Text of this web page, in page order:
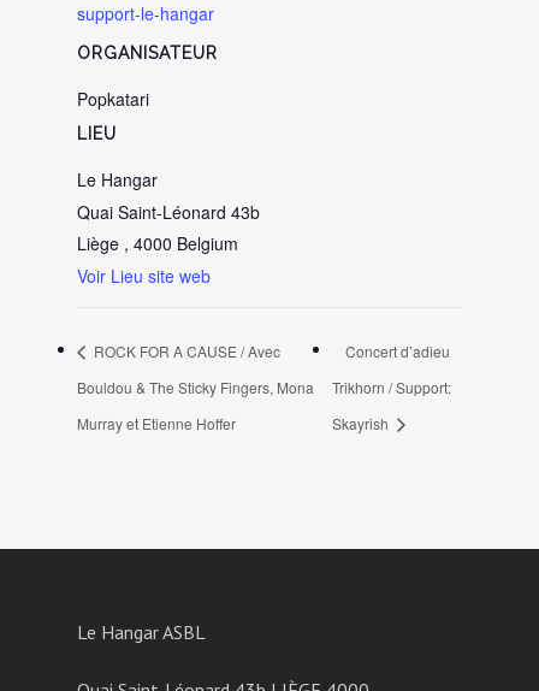
support-le-hangar
LIEU
Le Hangar
Quai Saint-Léonard 43b
Liège , 4000 Belgium
Voir Lieu site web
ORGANISATEUR
Popkatari
ROCK FOR A CAUSE / Avec
Bouldou & The Sticky Fingers, Mona
Murray et Etienne Hoffer
Concert d’adieu
Trikhorn / Support:
Skayrish
Le Hangar ASBL